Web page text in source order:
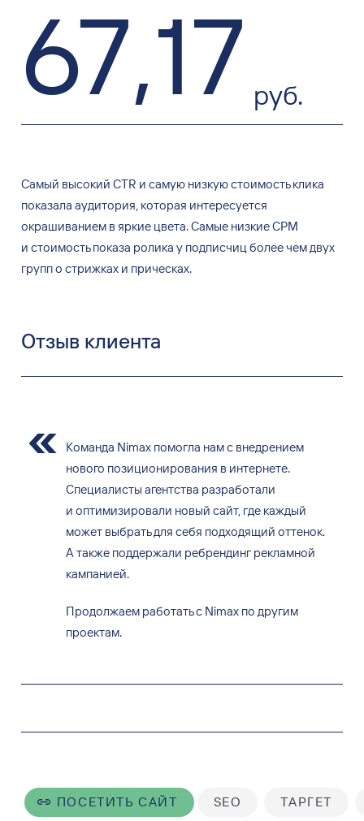
67,17 руб.
Самый высокий CTR и самую низкую стоимость клика
показала аудитория, которая интересуется
окрашиванием в яркие цвета. Самые низкие CPM
и стоимость показа ролика у подписчиц более чем двух
групп о стрижках и прическах.
Отзыв клиента
Команда Nimax помогла нам с внедрением
нового позиционирования в интернете.
Специалисты агентства разработали
и оптимизировали новый сайт, где каждый
может выбрать для себя подходящий оттенок.
А также поддержали ребрендинг рекламной
кампанией.
Продолжаем работать с Nimax по другим
проектам.
ПОСЕТИТЬ САЙТ SEO ТАРГЕТ